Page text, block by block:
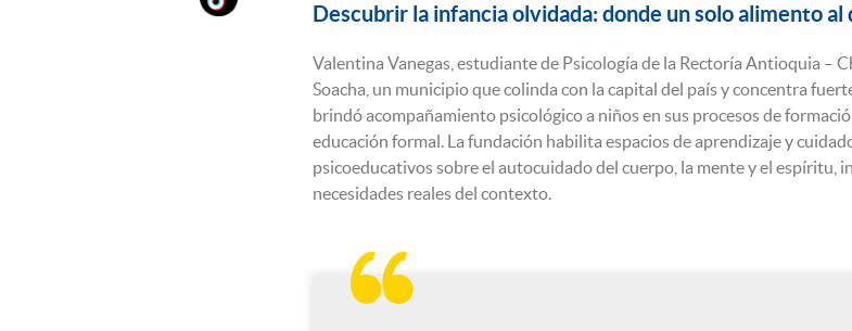
Descubrir la infancia olvidada: donde un solo alimento al
Valentina Vanegas, estudiante de Psicología de la Rectoría Antioquia –
Soacha, un municipio que colinda con la capital del país y concentra
brindó acompañamiento psicológico a niños en sus procesos de
educación formal. La fundación habilita espacios de aprendizaje y
psicoeducativos sobre el autocuidado del cuerpo, la mente y el espíritu,
necesidades reales del contexto.
